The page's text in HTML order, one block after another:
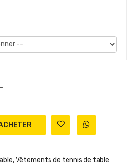
-
,Vêtements de tennis de table